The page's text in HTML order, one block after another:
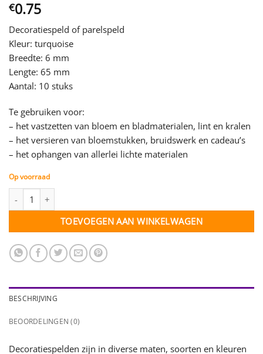
€0.75
Decoratiespeld of parelspeld
Kleur: turquoise
Breedte: 6 mm
Lengte: 65 mm
Aantal: 10 stuks
Te gebruiken voor:
– het vastzetten van bloem en bladmaterialen, lint en kralen
– het versieren van bloemstukken, bruidswerk en cadeau’s
– het ophangen van allerlei lichte materialen
Op voorraad
TOEVOEGEN AAN WINKELWAGEN
BESCHRIJVING
BEOORDELINGEN (0)
Decoratiespelden zijn in diverse maten, soorten en kleuren